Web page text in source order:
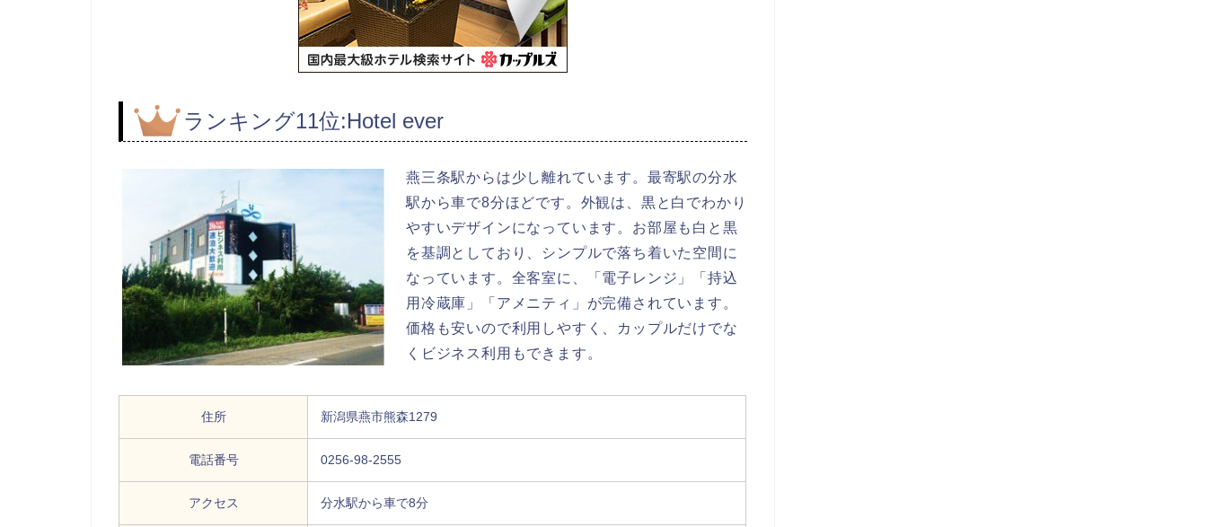
ランキング11位:Hotel ever
燕三条駅からは少し離れています。最寄駅の分水
駅から車で8分ほどです。外観は、黒と白でわかり
やすいデザインになっています。お部屋も白と黒
を基調としており、シンプルで落ち着いた空間に
なっています。全客室に、「電子レンジ」「持込
用冷蔵庫」「アメニティ」が完備されています。
価格も安いので利用しやすく、カップルだけでな
くビジネス利用もできます。
住所 新潟県燕市熊森1279
電話番号 0256-98-2555
アクセス 分水駅から車で8分